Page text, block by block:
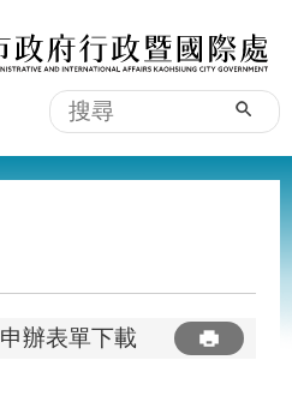
搜
尋
申辦表單下載